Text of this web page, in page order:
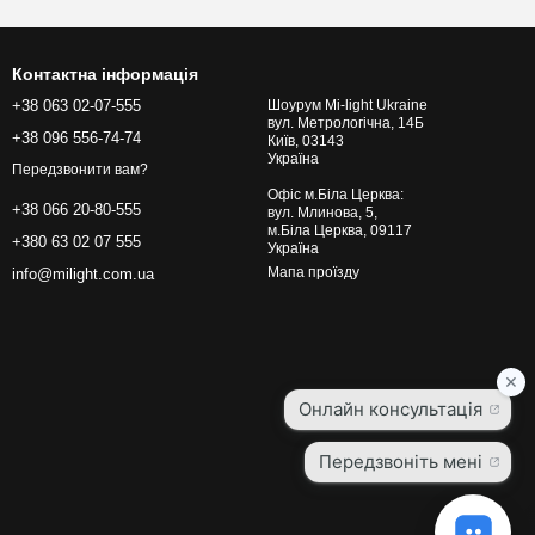
повітрю, і саме тому цей тип опалення називають
встановлюється через кілька годин після активації
для фокусування променів в необхідних напрямках.
лампами, відчуття тепла в приміщенні прийде
а їх енергія абсолютно не втрачається на «проміжні
Контактна інформація
+38 063 02-07-555
+38 096 556-74-74
Передзвонити вам?
+38 066 20-80-555
+380 63 02 07 555
info@milight.com.ua
Шоурум Mi-light Ukraine
вул. Метрологічна, 14Б
Київ, 03143
Україна
Офіс м.Біла Церква:
вул. Млинова, 5,
м.Біла Церква, 09117
Україна
Мапа проїзду